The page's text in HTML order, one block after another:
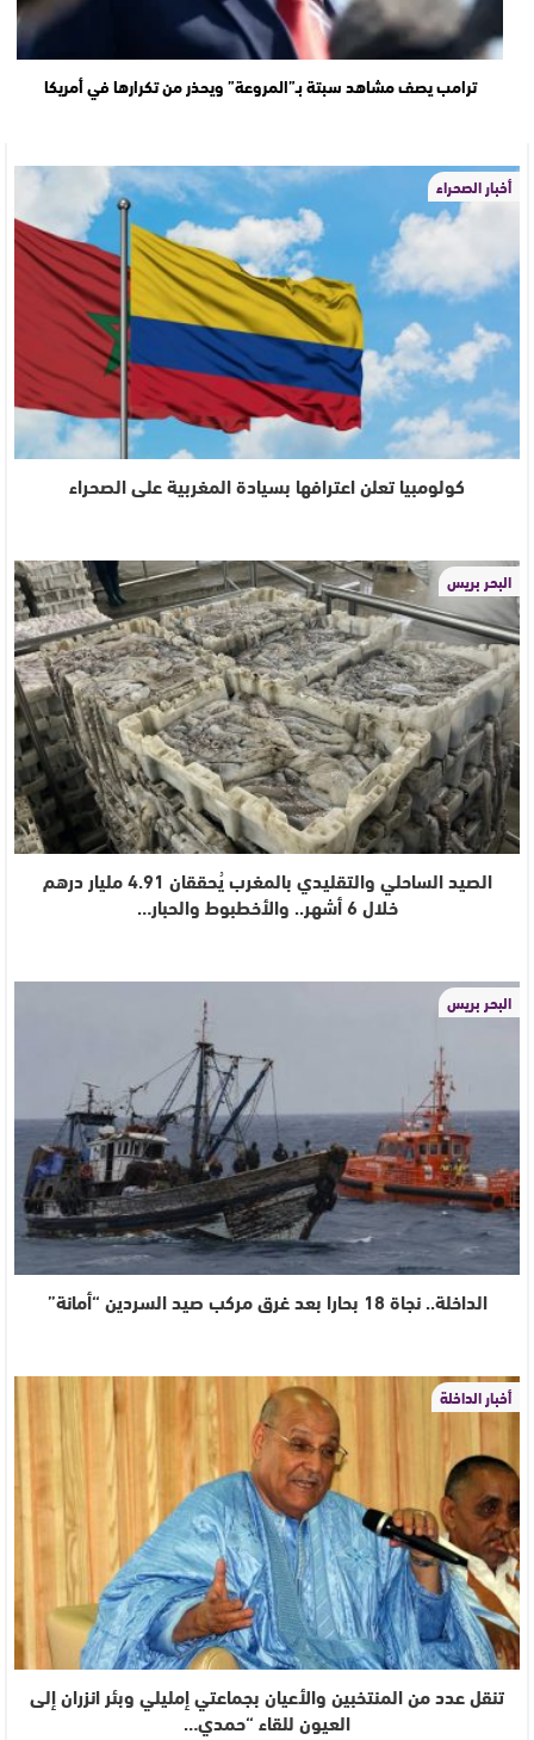
ترامب يصف مشاهد سبتة بـ”المروعة” ويحذر من تكرارها في أمريكا
أخبار الصحراء
كولومبيا تعلن اعترافها بسيادة المغربية على الصحراء
البحر بريس
الصيد الساحلي والتقليدي بالمغرب يُحققان 4.91 مليار درهم
خلال 6 أشهر.. والأخطبوط والحبار…
البحر بريس
الداخلة.. نجاة 18 بحارا بعد غرق مركب صيد السردين “أمانة”
أخبار الداخلة
تنقل عدد من المنتخبين والأعيان بجماعتي إمليلي وبئر انزران إلى
العيون للقاء “حمدي…